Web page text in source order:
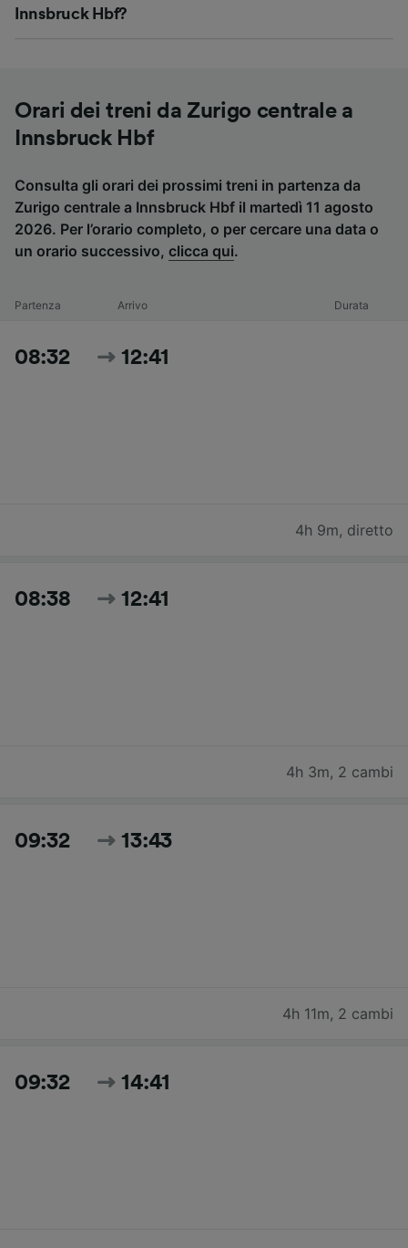
Innsbruck Hbf?
Orari dei treni da Zurigo centrale a
Innsbruck Hbf
Consulta gli orari dei prossimi treni in partenza da
Zurigo centrale a Innsbruck Hbf il martedì 11 agosto
2026. Per l’orario completo, o per cercare una data o
un orario successivo, clicca qui.
Partenza Arrivo Durata
08:32 12:41
4h 9m, diretto
08:38 12:41
4h 3m, 2 cambi
09:32 13:43
4h 11m, 2 cambi
09:32 14:41